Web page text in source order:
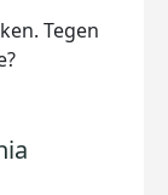
Tegen